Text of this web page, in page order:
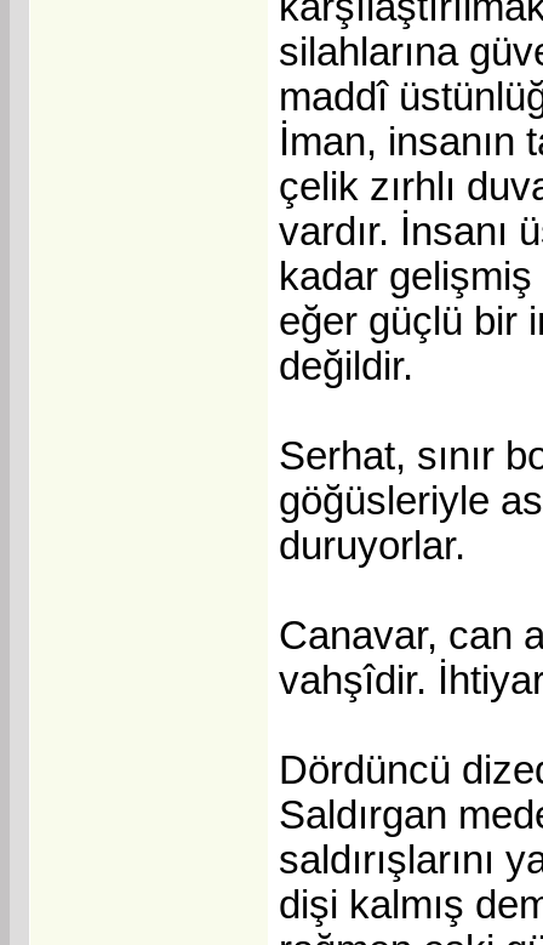
silahlarına
maddî
İman, insanın
çelik zırhlı
vardır. İnsanı
kadar
eğer güçlü bir
değildir.
Serhat, sınır
göğüsleriyle
duruyorlar.
Canavar, can
vahşîdir.
Dördüncü
Saldırgan
saldırışlarını
dişi kalmış